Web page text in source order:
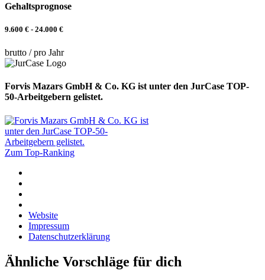
Gehaltsprognose
9.600 € - 24.000 €
brutto / pro Jahr
Forvis Mazars GmbH & Co. KG ist unter den JurCase TOP-
50-Arbeitgebern gelistet.
Zum Top-Ranking
Website
Impressum
Datenschutzerklärung
Ähnliche Vorschläge für dich